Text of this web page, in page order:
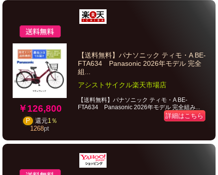
￥126,800
P 還元1％
1268pt
【送料無料】パナソニック ティモ・A BE-
FTA634 Panasonic 2026年モデル 完全
組...
アシストサイクル楽天市場店
【送料無料】パナソニック ティモ・A BE-
FTA634 Panasonic 2026年モデル 完全組み...
詳細はこちら